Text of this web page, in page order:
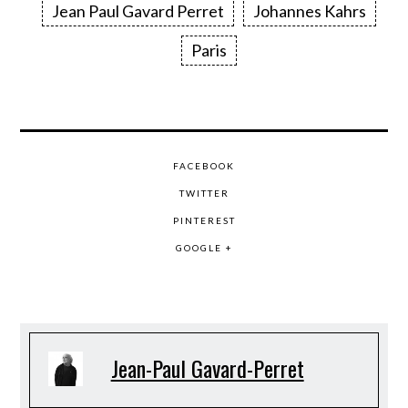
Jean Paul Gavard Perret
Johannes Kahrs
Paris
FACEBOOK
TWITTER
PINTEREST
GOOGLE +
Jean-Paul Gavard-Perret